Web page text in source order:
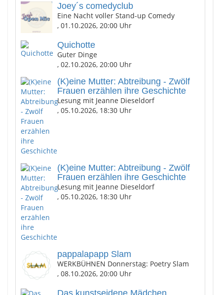
Joey´s comedyclub
Eine Nacht voller Stand-up Comedy
, 01.10.2026, 20:00 Uhr
Quichotte
Guter Dinge
, 02.10.2026, 20:00 Uhr
(K)eine Mutter: Abtreibung - Zwölf
Frauen erzählen ihre Geschichte
Lesung mit Jeanne Dieseldorf
, 05.10.2026, 18:30 Uhr
(K)eine Mutter: Abtreibung - Zwölf
Frauen erzählen ihre Geschichte
Lesung mit Jeanne Dieseldorf
, 05.10.2026, 18:30 Uhr
pappalapapp Slam
WERKBÜHNEN Donnerstag: Poetry Slam
, 08.10.2026, 20:00 Uhr
Das kunstseidene Mädchen